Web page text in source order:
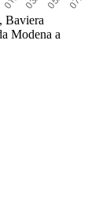
Baviera
Modena a